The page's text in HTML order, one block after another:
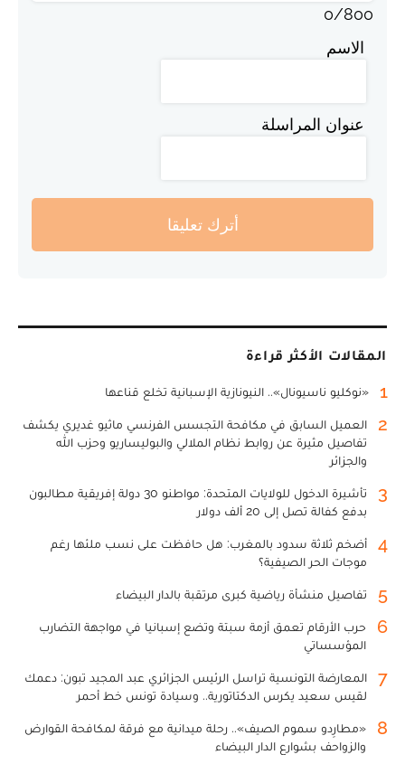
0/800
الاسم
عنوان المراسلة
أترك تعليقا
المقالات الأكثر قراءة
1 «نوكليو ناسيونال».. النيونازية الإسبانية تخلع قناعها
2
العميل السابق في مكافحة التجسس الفرنسي ماثيو غديري يكشف
تفاصيل مثيرة عن روابط نظام الملالي والبوليساريو وحزب الله
والجزائر
3
تأشيرة الدخول للولايات المتحدة: مواطنو 30 دولة إفريقية مطالبون
بدفع كفالة تصل إلى 20 ألف دولار
4
أضخم ثلاثة سدود بالمغرب: هل حافظت على نسب ملئها رغم
موجات الحر الصيفية؟
5 تفاصيل منشأة رياضية كبرى مرتقبة بالدار البيضاء
6
حرب الأرقام تعمق أزمة سبتة وتضع إسبانيا في مواجهة التضارب
المؤسساتي
7
المعارضة التونسية تراسل الرئيس الجزائري عبد المجيد تبون: دعمك
لقيس سعيد يكرس الدكتاتورية.. وسيادة تونس خط أحمر
8
«مطارِدو سموم الصيف».. رحلة ميدانية مع فرقة لمكافحة القوارض
والزواحف بشوارع الدار البيضاء